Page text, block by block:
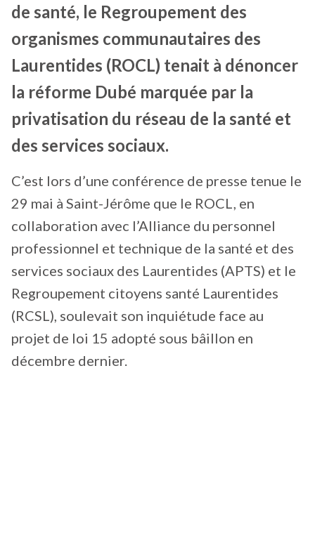
de santé, le Regroupement des
organismes communautaires des
Laurentides (ROCL) tenait à dénoncer
la réforme Dubé marquée par la
privatisation du réseau de la santé et
des services sociaux.
C’est lors d’une conférence de presse tenue le
29 mai à Saint-Jérôme que le ROCL, en
collaboration avec l’Alliance du personnel
professionnel et technique de la santé et des
services sociaux des Laurentides (APTS) et le
Regroupement citoyens santé Laurentides
(RCSL), soulevait son inquiétude face au
projet de loi 15 adopté sous bâillon en
décembre dernier.